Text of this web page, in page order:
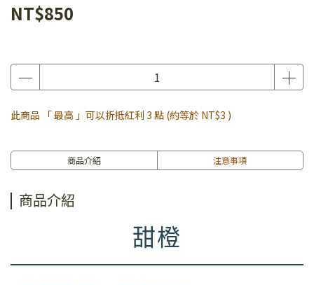
NT$850
此商品 「 最高 」可以折抵紅利 3 點 (約等於 NT$3 )
商品介紹 注意事項
商品介紹
甜橙